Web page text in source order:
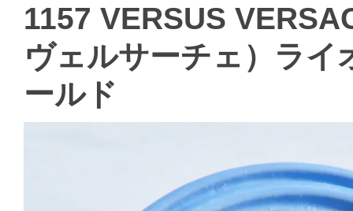
1157 VERSUS
ヴェルサーチェ）ラ
ールド